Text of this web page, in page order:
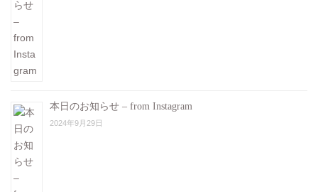
本日のお知らせ – from Instagram
2024年9月29日